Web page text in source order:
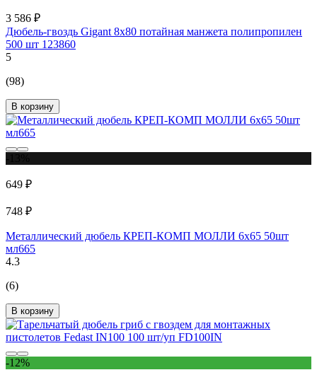
3 586 ₽
Дюбель-гвоздь Gigant 8x80 потайная манжета полипропилен
500 шт 123860
5
(98)
В корзину
649 ₽
748 ₽
Металлический дюбель КРЕП-КОМП МОЛЛИ 6х65 50шт
мл665
4.3
(6)
В корзину
-12%